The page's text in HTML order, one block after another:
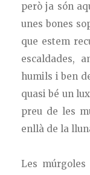
però ja són
unes bones
que estem
escaldades,
humils i ben
quasi bé un
preu de les
enllà de la
Les